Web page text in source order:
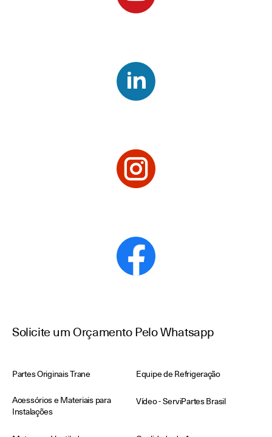
Solicite um Orçamento Pelo Whatsapp
Partes Originais Trane Equipe de Refrigeração
Acessórios e Materiais para
Instalações
Vídeo - ServiPartes Brasil